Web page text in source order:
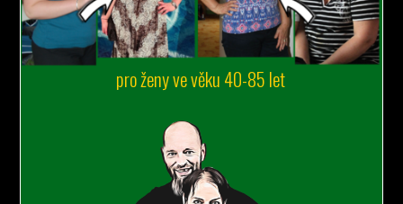
pro ženy ve věku 40-85 let